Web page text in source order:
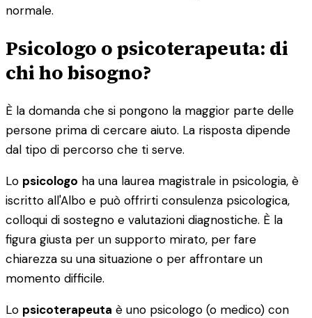
normale.
Psicologo o psicoterapeuta: di
chi ho bisogno?
È la domanda che si pongono la maggior parte delle
persone prima di cercare aiuto. La risposta dipende
dal tipo di percorso che ti serve.
Lo psicologo ha una laurea magistrale in psicologia, è
iscritto all'Albo e può offrirti consulenza psicologica,
colloqui di sostegno e valutazioni diagnostiche. È la
figura giusta per un supporto mirato, per fare
chiarezza su una situazione o per affrontare un
momento difficile.
Lo psicoterapeuta è uno psicologo (o medico) con